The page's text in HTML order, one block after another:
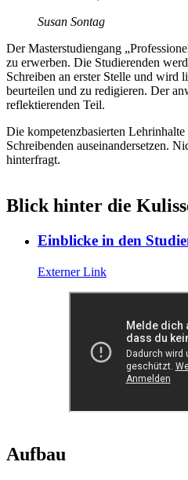
Susan Sontag
Der Masterstudiengang
zu erwerben. Die Studierenden
Schreiben an erster Stelle und wird
beurteilen und zu redigieren. Der
reflektierenden Teil.
Die kompetenzbasierten
Schreibenden auseinandersetzen.
hinterfragt.
Blick hinter die
Einblicke in den
Externer Link
Aufbau